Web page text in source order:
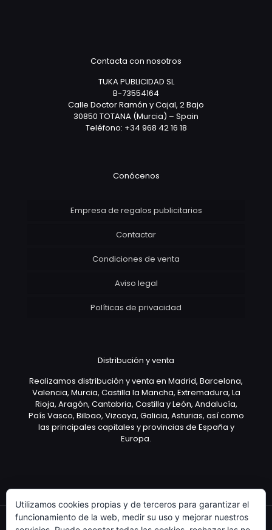
Contacta con nosotros
TUKA PUBLICIDAD SL
B-73554164
Calle Doctor Ramón y Cajal, 2 Bajo
30850 TOTANA (Murcia) – Spain
Teléfono: +34 968 42 16 18
Conócenos
Empresa de regalos publicitarios
Contactar
Condiciones de venta
Aviso legal
Políticas de privacidad
Distribución y venta
Realizamos distribución y venta en Madrid, Barcelona,
Valencia, Murcia, Castilla la Mancha, Extremadura, La
Rioja, Aragón, Cantabria, Castilla y León, Andalucía,
País Vasco, Bilbao, Vizcaya, Galicia, Asturias, así como
las principales capitales y provincias de España y
Europa.
Utilizamos cookies propias y de terceros para garantizar el
funcionamiento de la web, medir su uso y mejorar nuestros